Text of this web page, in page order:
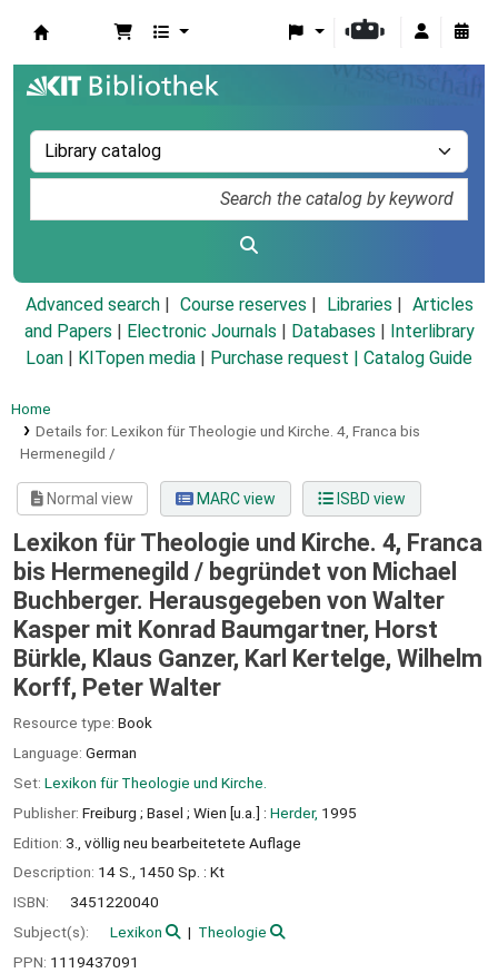
Advanced search Course reserves Libraries
Articles
and Papers
Electronic Journals Databases
Interlibrary
Loan
KITopen media Purchase request | Catalog Guide
Home
Details for: Lexikon für Theologie und Kirche. 4, Franca bis
Hermenegild /
Normal view MARC view ISBD view
Lexikon für Theologie und Kirche. 4, Franca
bis Hermenegild / begründet von Michael
Buchberger. Herausgegeben von Walter
Kasper mit Konrad Baumgartner, Horst
Bürkle, Klaus Ganzer, Karl Kertelge, Wilhelm
Korff, Peter Walter
Resource type: Book
Language: German
Set: Lexikon für Theologie und Kirche.
Publisher: Freiburg ; Basel ; Wien [u.a.] : Herder, 1995
Edition: 3., völlig neu bearbeitetete Auflage
Description: 14 S., 1450 Sp. : Kt
ISBN:
3451220040
Subject(s):
Lexikon
Theologie
PPN: 1119437091